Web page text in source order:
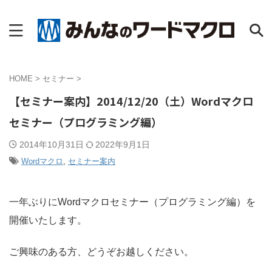
HOME > セミナー >
【セミナー案内】2014/12/20（土）Wordマクロ
セミナー（プログラミング編）
2014年10月31日 2022年9月1日
Wordマクロ , セミナー案内
一年ぶりにWordマクロセミナー（プログラミング編）を
開催いたします。
ご興味のある方、どうぞお越しください。